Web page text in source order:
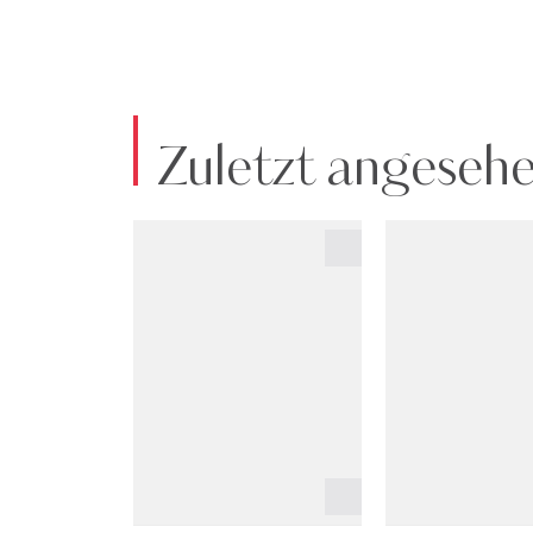
Zuletzt